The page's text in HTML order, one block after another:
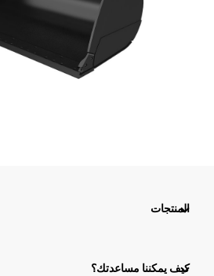
المنتجات
كيف يمكننا مساعدتك؟